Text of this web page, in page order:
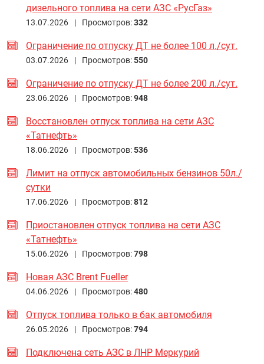
дизельного топлива на сети АЗС «РусГаз»
13.07.2026 | Просмотров:332
Ограничение по отпуску ДТ не более 100 л./сут.
03.07.2026 | Просмотров:550
Ограничение по отпуску ДТ не более 200 л./сут.
23.06.2026 | Просмотров:948
Восстановлен отпуск топлива на сети АЗС
«Татнефть»
18.06.2026 | Просмотров:536
Лимит на отпуск автомобильных бензинов 50л./
сутки
17.06.2026 | Просмотров:812
Приостановлен отпуск топлива на сети АЗС
«Татнефть»
15.06.2026 | Просмотров:798
Новая АЗС Brent Fueller
04.06.2026 | Просмотров:480
Отпуск топлива только в бак автомобиля
26.05.2026 | Просмотров:794
Подключена сеть АЗС в ЛНР Меркурий